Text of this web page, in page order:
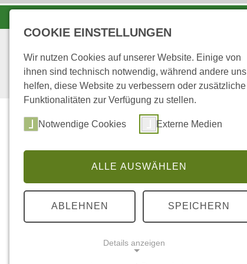
STARTSEITE ... WALD - MENSCH
Wald - Mensch
COOKIE EINSTELLUNGEN
Wir nutzen Cookies auf unserer Website. Einige von
ihnen sind technisch notwendig, während andere uns
helfen, diese Website zu verbessern oder zusätzliche
Funktionalitäten zur Verfügung zu stellen.
Notwendige Cookies Externe Medien
ALLE AUSWÄHLEN
ABLEHNEN SPEICHERN
Details anzeigen